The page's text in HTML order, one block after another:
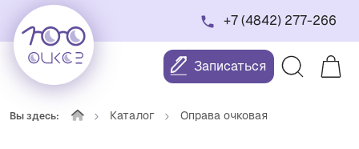
+7 (4842) 277-266
Записаться
Вы здесь: Каталог Оправа очковая